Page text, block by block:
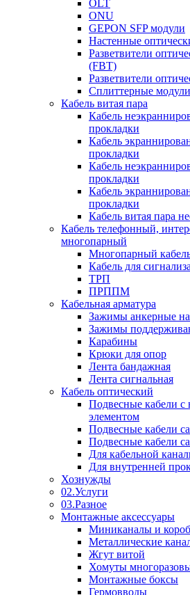
OLT
ONU
GEPON SFP модули
Настенные
Разветвители
(FBT)
Разветвители
Сплиттерные модули
Кабель витая пара
Кабель
прокладки
Кабель
прокладки
Кабель
прокладки
Кабель
прокладки
Кабель витая пара
Кабель телефонный,
многопарный
Многопарный
Кабель для
ТРП
ПРППМ
Кабельная арматура
Зажимы анкерные
Зажимы
Карабины
Крюки для опор
Лента бандажная
Лента сигнальная
Кабель оптический
Подвесные кабели
элементом
Подвесные кабели
Подвесные кабели
Для кабельной
Для внутренней
Хознужды
02.Услуги
03.Разное
Монтажные аксессуары
Миниканалы и
Металлические
Жгут витой
Хомуты
Монтажные боксы
Гермовводы